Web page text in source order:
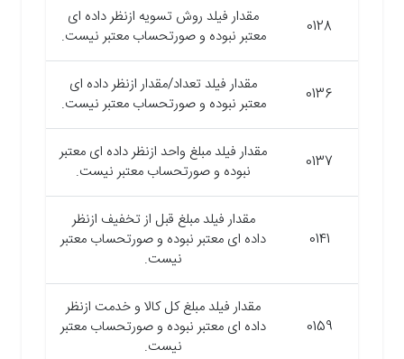
0128
مقدار فیلد روش تسویه ازنظر داده ای
معتبر نبوده و صورتحساب معتبر نیست.
0136
مقدار فیلد تعداد/مقدار ازنظر داده ای
معتبر نبوده و صورتحساب معتبر نیست.
0137
مقدار فیلد مبلغ واحد ازنظر داده ای معتبر
نبوده و صورتحساب معتبر نیست.
0141
مقدار فیلد مبلغ قبل از تخفیف ازنظر
داده ای معتبر نبوده و صورتحساب معتبر
نیست.
0159
مقدار فیلد مبلغ کل کالا و خدمت ازنظر
داده ای معتبر نبوده و صورتحساب معتبر
نیست.